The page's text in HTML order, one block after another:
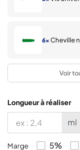
6×Cheville
ECO
ECO
courante
Voir
Longueur à réaliser
ml
Marge 5%